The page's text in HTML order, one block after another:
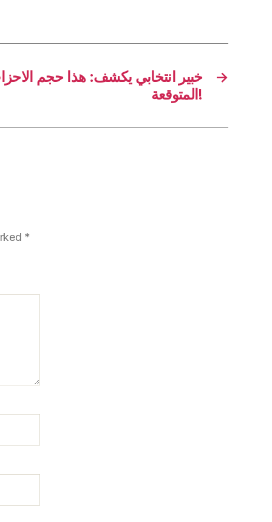
→
خبير انتخابي يكشف: هذا حجم
المتوقعة!
*